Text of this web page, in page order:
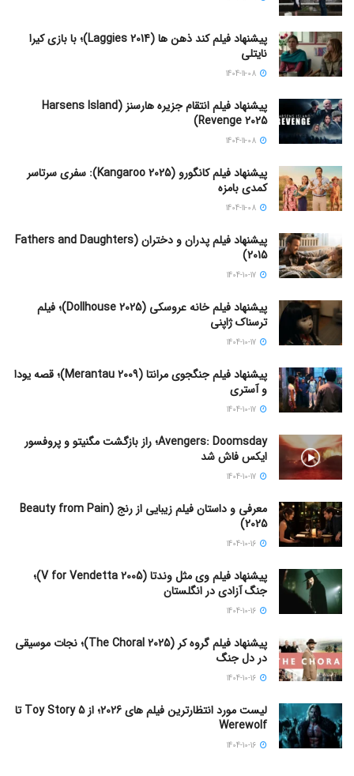
پیشنهاد فیلم کند ذهن ها (Laggies 2014)؛ با بازی کیرا
نایتلی
پیشنهاد فیلم انتقام جزیره هارسنز (Harsens Island
Revenge 2025)
پیشنهاد فیلم کانگورو (Kangaroo 2025): سفری سرتاسر
کمدی بامزه
پیشنهاد فیلم پدران و دختران (Fathers and Daughters
2015)
پیشنهاد فیلم خانه عروسکی (Dollhouse 2025)؛ فیلم
ترسناک ژاپنی
پیشنهاد فیلم جنگجوی مرانتا (Merantau 2009)؛ قصه یودا
و آستری
Avengers: Doomsday؛ راز بازگشت مگنیتو و پروفسور
ایکس فاش شد
معرفی و داستان فیلم زیبایی از رنج (Beauty from Pain
2025)
پیشنهاد فیلم وی مثل وندتا (V for Vendetta 2005)؛
جنگ آزادی در انگلستان
پیشنهاد فیلم گروه کر (The Choral 2025)؛ نجات موسیقی
در دل جنگ
لیست مورد انتظارترین فیلم های 2026؛ از Toy Story 5 تا
Werewolf